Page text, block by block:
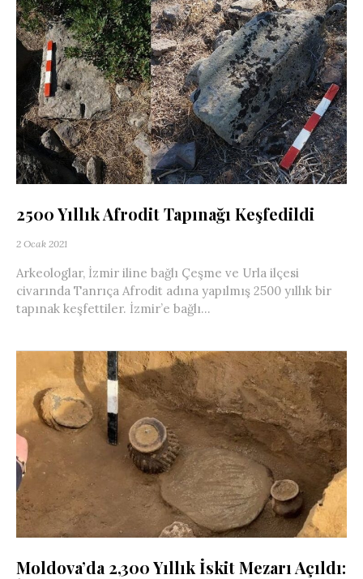
2500 Yıllık Afrodit Tapınağı Keşfedildi
2 Ocak 2021
Arkeologlar, İzmir iline bağlı Çeşme ve Urla ilçesi
civarında Tanrıça Afrodit adına yapılmış 2500 yıllık bir
tapınak keşfettiler. İzmir’e bağlı...
Moldova’da 2,300 Yıllık İskit Mezarı Açıldı: